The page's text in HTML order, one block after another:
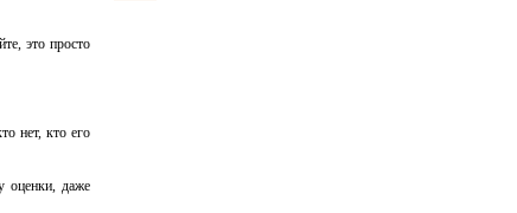
это просто
нет, кто его
оценки, даже